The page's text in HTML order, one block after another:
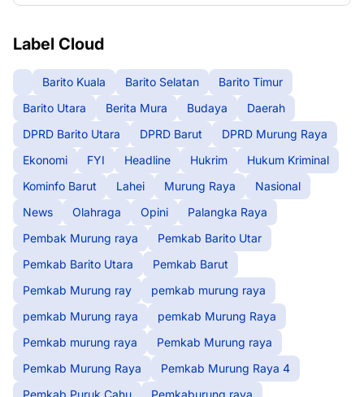
Label Cloud
Barito Kuala Barito Selatan
Barito Timur
Barito Utara
Berita Mura Budaya
Daerah
DPRD Barito Utara
DPRD Barut
DPRD Murung Raya
Ekonomi
FYI Headline Hukrim
Hukum Kriminal
Kominfo Barut
Lahei Murung Raya
Nasional
News
Olahraga Opini
Palangka Raya
Pembak Murung raya
Pemkab Barito Utar
Pemkab Barito Utara
Pemkab Barut
Pemkab Murung ray
pemkab murung raya
pemkab Murung raya
pemkab Murung Raya
Pemkab murung raya
Pemkab Murung raya
Pemkab Murung Raya
Pemkab Murung Raya 4